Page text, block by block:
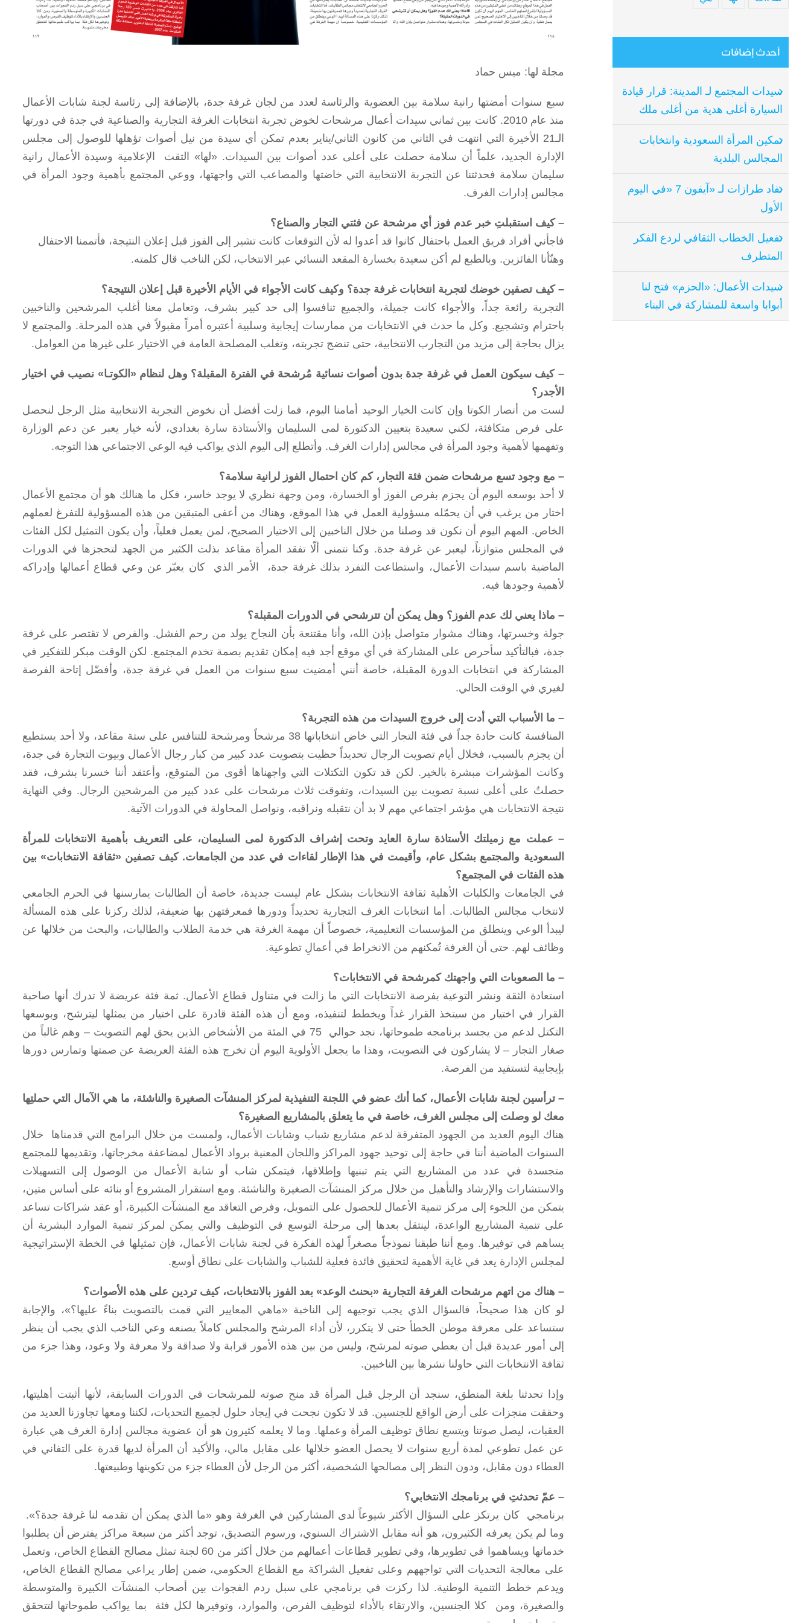
مجلة لها: ميس حماد
سبع سنوات أمضتها رانية سلامة بين العضوية والرئاسة لعدد من لجان غرفة جدة، بالإضافة إلى رئاسة لجنة شابات الأعمال
منذ عام 2010. كانت بين ثماني سيدات أعمال مرشحات لخوض تجربة انتخابات الغرفة التجارية والصناعية في جدة في دورتها
الـ21 الأخيرة التي انتهت في الثاني من كانون الثاني/يناير بعدم تمكن أي سيدة من نيل أصوات تؤهلها للوصول إلى مجلس
الإدارة الجديد، علماً أن سلامة حصلت على أعلى عدد أصوات بين السيدات. «لها» التقت الإعلامية وسيدة الأعمال رانية
سليمان سلامة فحدثتنا عن التجربة الانتخابية التي خاضتها والمصاعب التي واجهتها، ووعي المجتمع بأهمية وجود المرأة في
مجالس إدارات الغرف.
– كيف استقبلتِ خبر عدم فوز أي مرشحة عن فئتي التجار والصناع؟
فاجأني أفراد فريق العمل باحتفال كانوا قد أعدوا له لأن التوقعات كانت تشير إلى الفوز قبل إعلان النتيجة، فأتممنا الاحتفال
وهنّأنا الفائزين. وبالطبع لم أكن سعيدة بخسارة المقعد النسائي عبر الانتخاب، لكن الناخب قال كلمته.
– كيف تصفين خوضك لتجربة انتخابات غرفة جدة؟ وكيف كانت الأجواء في الأيام الأخيرة قبل إعلان النتيجة؟
التجربة رائعة جداً، والأجواء كانت جميلة، والجميع تنافسوا إلى حد كبير بشرف، وتعامل معنا أغلب المرشحين والناخبين
باحترام وتشجيع. وكل ما حدث في الانتخابات من ممارسات إيجابية وسلبية أعتبره أمراً مقبولاً في هذه المرحلة. والمجتمع لا
يزال بحاجة إلى مزيد من التجارب الانتخابية، حتى تنضج تجربته، وتغلب المصلحة العامة في الاختيار على غيرها من العوامل.
– كيف سيكون العمل في غرفة جدة بدون أصوات نسائية مُرشحة في الفترة المقبلة؟ وهل لنظام «الكوتـا» نصيب في اختيار
الأجدر؟
لست من أنصار الكوتا وإن كانت الخيار الوحيد أمامنا اليوم، فما زلت أفضل أن نخوض التجربة الانتخابية مثل الرجل لنحصل
على فرص متكافئة، لكني سعيدة بتعيين الدكتورة لمى السليمان والأستاذة سارة بغدادي، لأنه خيار يعبر عن دعم الوزارة
وتفهمها لأهمية وجود المرأة في مجالس إدارات الغرف. وأتطلع إلى اليوم الذي يواكب فيه الوعي الاجتماعي هذا التوجه.
– مع وجود تسع مرشحات ضمن فئة التجار، كم كان احتمال الفوز لرانية سلامة؟
لا أحد بوسعه اليوم أن يجزم بفرص الفوز أو الخسارة، ومن وجهة نظري لا يوجد خاسر، فكل ما هنالك هو أن مجتمع الأعمال
اختار من يرغب في أن يحمّله مسؤولية العمل في هذا الموقع، وهناك من أعفى المتبقين من هذه المسؤولية للتفرغ لعملهم
الخاص. المهم اليوم أن نكون قد وصلنا من خلال الناخبين إلى الاختيار الصحيح، لمن يعمل فعلياً، وأن يكون التمثيل لكل الفئات
في المجلس متوازناً، ليعبر عن غرفة جدة. وكنا نتمنى ألّا تفقد المرأة مقاعد بذلت الكثير من الجهد لتحجزها في الدورات
الماضية باسم سيدات الأعمال، واستطاعت التفرد بذلك غرفة جدة، الأمر الذي كان يعبّر عن وعي قطاع أعمالها وإدراكه
لأهمية وجودها فيه.
– ماذا يعني لك عدم الفوز؟ وهل يمكن أن تترشحي في الدورات المقبلة؟
جولة وخسرتها، وهناك مشوار متواصل بإذن الله، وأنا مقتنعة بأن النجاح يولد من رحم الفشل. والفرص لا تقتصر على غرفة
جدة، فبالتأكيد سأحرص على المشاركة في أي موقع أجد فيه إمكان تقديم بصمة تخدم المجتمع. لكن الوقت مبكر للتفكير في
المشاركة في انتخابات الدورة المقبلة، خاصة أنني أمضيت سبع سنوات من العمل في غرفة جدة، وأفضّل إتاحة الفرصة
لغيري في الوقت الحالي.
– ما الأسباب التي أدت إلى خروج السيدات من هذه التجربة؟
المنافسة كانت حادة جداً في فئة التجار التي خاض انتخاباتها 38 مرشحاً ومرشحة للتنافس على ستة مقاعد، ولا أحد يستطيع
أن يجزم بالسبب، فخلال أيام تصويت الرجال تحديداً حظيت بتصويت عدد كبير من كبار رجال الأعمال وبيوت التجارة في جدة،
وكانت المؤشرات مبشرة بالخير. لكن قد تكون التكتلات التي واجهناها أقوى من المتوقع، وأعتقد أننا خسرنا بشرف، فقد
حصلتُ على أعلى نسبة تصويت بين السيدات، وتفوقت ثلاث مرشحات على عدد كبير من المرشحين الرجال. وفي النهاية
نتيجة الانتخابات هي مؤشر اجتماعي مهم لا بد أن نتقبله ونراقبه، ونواصل المحاولة في الدورات الآتية.
– عملت مع زميلتك الأستاذة سارة العايد وتحت إشراف الدكتورة لمى السليمان، على التعريف بأهمية الانتخابات للمرأة
السعودية والمجتمع بشكل عام، وأقيمت في هذا الإطار لقاءات في عدد من الجامعات. كيف تصفين «ثقافة الانتخابات» بين
هذه الفئات في المجتمع؟
في الجامعات والكليات الأهلية ثقافة الانتخابات بشكل عام ليست جديدة، خاصة أن الطالبات يمارسنها في الحرم الجامعي
لانتخاب مجالس الطالبات. أما انتخابات الغرف التجارية تحديداً ودورها فمعرفتهن بها ضعيفة، لذلك ركزنا على هذه المسألة
ليبدأ الوعي وينطلق من المؤسسات التعليمية، خصوصاً أن مهمة الغرفة هي خدمة الطلاب والطالبات، والبحث من خلالها عن
وظائف لهم. حتى أن الغرفة تُمكنهم من الانخراط في أعمالِ تطوعية.
– ما الصعوبات التي واجهتك كمرشحة في الانتخابات؟
استعادة الثقة ونشر التوعية بفرصة الانتخابات التي ما زالت في متناول قطاع الأعمال. ثمة فئة عريضة لا تدرك أنها صاحبة
القرار في اختيار من سيتخذ القرار غداً ويخطط لتنفيذه، ومع أن هذه الفئة قادرة على اختيار من يمثلها ليترشح، وبوسعها
التكتل لدعم من يجسد برنامجه طموحاتها، نجد حوالي 75 في المئة من الأشخاص الذين يحق لهم التصويت – وهم غالباً من
صغار التجار – لا يشاركون في التصويت، وهذا ما يجعل الأولوية اليوم أن تخرج هذه الفئة العريضة عن صمتها وتمارس دورها
بإيجابية لتستفيد من الفرصة.
– ترأسين لجنة شابات الأعمال، كما أنك عضو في اللجنة التنفيذية لمركز المنشآت الصغيرة والناشئة، ما هي الآمال التي حملتِها
معك لو وصلت إلى مجلس الغرف، خاصة في ما يتعلق بالمشاريع الصغيرة؟
هناك اليوم العديد من الجهود المتفرقة لدعم مشاريع شباب وشابات الأعمال، ولمست من خلال البرامج التي قدمناها خلال
السنوات الماضية أننا في حاجة إلى توحيد جهود المراكز واللجان المعنية برواد الأعمال لمضاعفة مخرجاتها، وتقديمها للمجتمع
متجسدة في عدد من المشاريع التي يتم تبنيها وإطلاقها، فيتمكن شاب أو شابة الأعمال من الوصول إلى التسهيلات
والاستشارات والإرشاد والتأهيل من خلال مركز المنشآت الصغيرة والناشئة. ومع استقرار المشروع أو بنائه على أساس متين،
يتمكن من اللجوء إلى مركز تنمية الأعمال للحصول على التمويل، وفرص التعاقد مع المنشآت الكبيرة، أو عقد شراكات تساعد
على تنمية المشاريع الواعدة، لينتقل بعدها إلى مرحلة التوسع في التوظيف والتي يمكن لمركز تنمية الموارد البشرية أن
يساهم في توفيرها. ومع أننا طبقنا نموذجاً مصغراً لهذه الفكرة في لجنة شابات الأعمال، فإن تمثيلها في الخطة الإستراتيجية
لمجلس الإدارة يعد في غاية الأهمية لتحقيق فائدة فعلية للشباب والشابات على نطاق أوسع.
– هناك من اتهم مرشحات الغرفة التجارية «بحنث الوعد» بعد الفوز بالانتخابات، كيف تردين على هذه الأصوات؟
لو كان هذا صحيحاً، فالسؤال الذي يجب توجيهه إلى الناخبة «ماهي المعايير التي قمت بالتصويت بناءً عليها؟»، والإجابة
ستساعد على معرفة موطن الخطأ حتى لا يتكرر، لأن أداء المرشح والمجلس كاملاً يصنعه وعي الناخب الذي يجب أن ينظر
إلى أمور عديدة قبل أن يعطي صوته لمرشح، وليس من بين هذه الأمور قرابة ولا صداقة ولا معرفة ولا وعود، وهذا جزء من
ثقافة الانتخابات التي حاولنا نشرها بين الناخبين.
وإذا تحدثنا بلغة المنطق، سنجد أن الرجل قبل المرأة قد منح صوته للمرشحات في الدورات السابقة، لأنها أثبتت أهليتها،
وحققت منجزات على أرض الواقع للجنسين. قد لا تكون نجحت في إيجاد حلول لجميع التحديات، لكننا ومعها تجاوزنا العديد من
العقبات، ليصل صوتنا ويتسع نطاق توظيف المرأة وعملها. وما لا يعلمه كثيرون هو أن عضوية مجالس إدارة الغرف هي عبارة
عن عمل تطوعي لمدة أربع سنوات لا يحصل العضو خلالها على مقابل مالي، والأكيد أن المرأة لديها قدرة على التفاني في
العطاء دون مقابل، ودون النظر إلى مصالحها الشخصية، أكثر من الرجل لأن العطاء جزء من تكوينها وطبيعتها.
– عمّ تحدثتِ في برنامجك الانتخابي؟
برنامجي كان يرتكز على السؤال الأكثر شيوعاً لدى المشاركين في الغرفة وهو «ما الذي يمكن أن تقدمه لنا غرفة جدة؟».
وما لم يكن يعرفه الكثيرون، هو أنه مقابل الاشتراك السنوي، ورسوم التصديق، توجد أكثر من سبعة مراكز يفترض أن يطلبوا
خدماتها ويساهموا في تطويرها، وفي تطوير قطاعات أعمالهم من خلال أكثر من 60 لجنة تمثل مصالح القطاع الخاص، وتعمل
على معالجة التحديات التي تواجههم وعلى تفعيل الشراكة مع القطاع الحكومي، ضمن إطار يراعي مصالح القطاع الخاص،
ويدعم خطط التنمية الوطنية. لذا ركزت في برنامجي على سبل ردم الفجوات بين أصحاب المنشآت الكبيرة والمتوسطة
والصغيرة، ومن كلا الجنسين، والارتقاء بالأداء لتوظيف الفرص، والموارد، وتوفيرها لكل فئة بما يواكب طموحاتها لتتحقق
أحدث إضافات
سيدات المجتمع لـ المدينة: قرار قيادة
السيارة أغلى هدية من أغلى ملك
تمكين المرأة السعودية وانتخابات
المجالس البلدية
نفاد طرازات لـ «آيفون 7 «في اليوم
الأول
تفعيل الخطاب الثقافي لردع الفكر
المتطرف
سيدات الأعمال: «الحزم» فتح لنا
أبوابا واسعة للمشاركة في البناء